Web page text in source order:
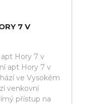
7 V
Hory 7 v
apt Hory 7 v
ve Vysokém
venkovní
přístup na